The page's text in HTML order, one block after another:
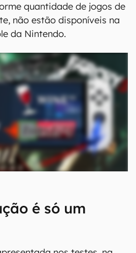
quantidade de jogos de
não estão disponíveis na
da Nintendo.
é só um